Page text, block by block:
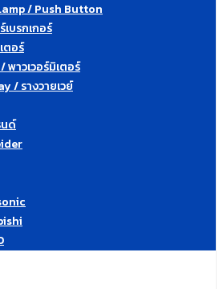
/ Push Button
เบรกเกอร์
ตอร์
พาวเวอร์มิเตอร์
/ รางวายเวย์
ด์